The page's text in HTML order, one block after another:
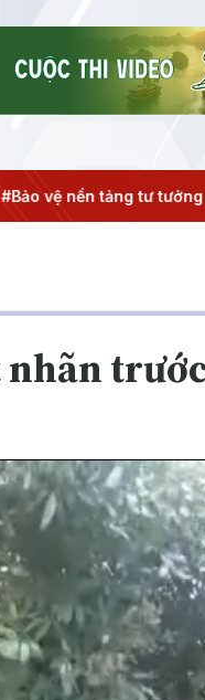
vệ nền tảng tư tưởng
nhãn